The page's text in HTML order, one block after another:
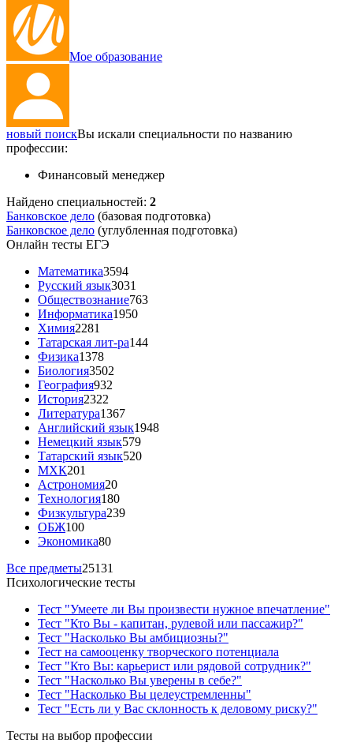
Мое образование
новый поискВы искали специальности по названию
профессии:
Финансовый менеджер
Найдено специальностей: 2
Банковское дело (базовая подготовка)
Банковское дело (углубленная подготовка)
Онлайн тесты ЕГЭ
Математика3594
Русский язык3031
Обществознание763
Информатика1950
Химия2281
Татарская лит-ра144
Физика1378
Биология3502
География932
История2322
Литература1367
Английский язык1948
Немецкий язык579
Татарский язык520
МХК201
Астрономия20
Технология180
Физкультура239
ОБЖ100
Экономика80
Все предметы25131
Психологические тесты
Тест "Умеете ли Вы произвести нужное впечатление"
Тест "Кто Вы - капитан, рулевой или пассажир?"
Тест "Насколько Вы амбициозны?"
Тест на самооценку творческого потенциала
Тест "Кто Вы: карьерист или рядовой сотрудник?"
Тест "Насколько Вы уверены в себе?"
Тест "Насколько Вы целеустремленны"
Тест "Есть ли у Вас склонность к деловому риску?"
Тесты на выбор профессии